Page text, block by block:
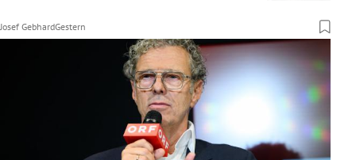
Josef GebhardGestern